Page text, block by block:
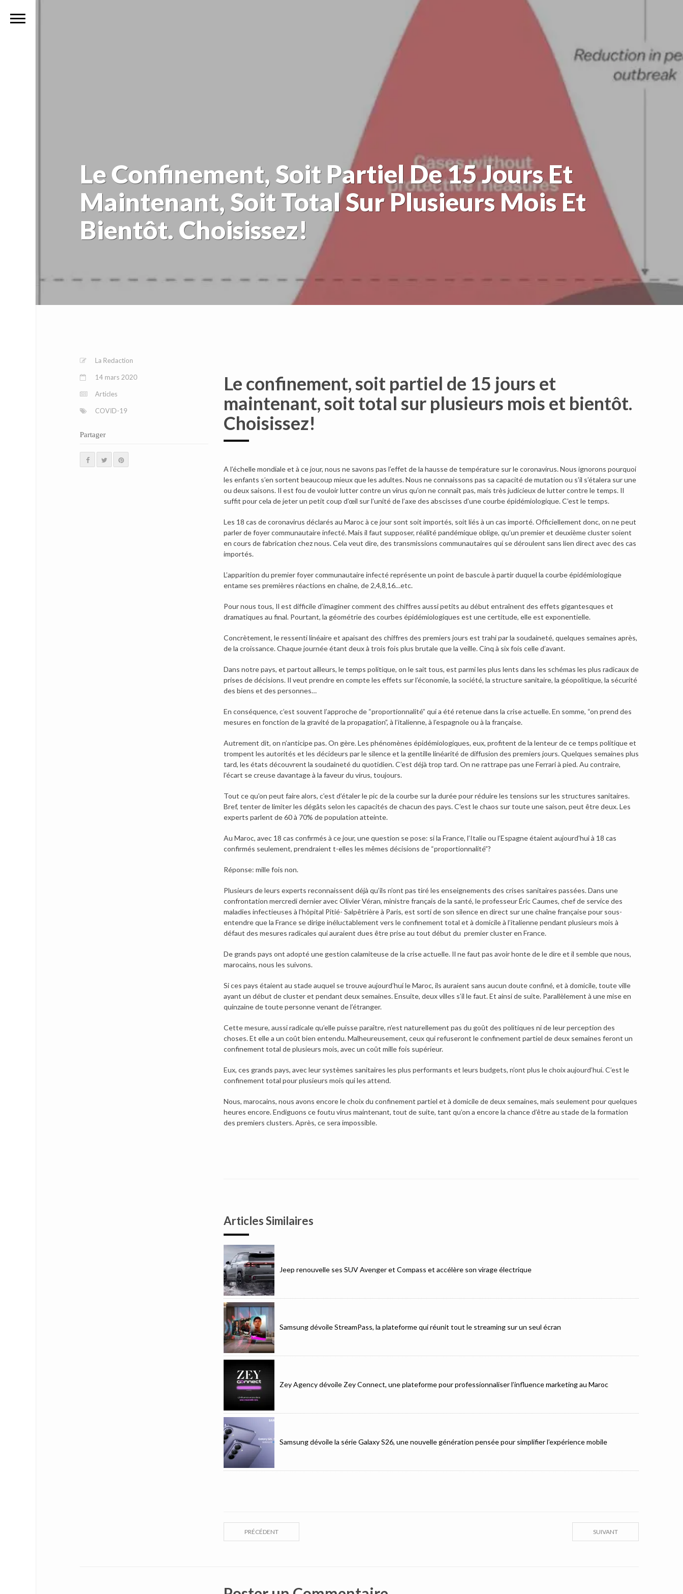
Le Confinement, Soit Partiel De 15 Jours Et
Maintenant, Soit Total Sur Plusieurs Mois Et
Bientôt. Choisissez!
La Redaction
14 mars 2020
Articles
COVID-19
Partager
Le confinement, soit partiel de 15 jours et
maintenant, soit total sur plusieurs mois et bientôt.
Choisissez!
A l’échelle mondiale et à ce jour, nous ne savons pas l’effet de la hausse de température sur le coronavirus. Nous ignorons pourquoi
les enfants s’en sortent beaucoup mieux que les adultes. Nous ne connaissons pas sa capacité de mutation ou s’il s’étalera sur une
ou deux saisons. Il est fou de vouloir lutter contre un virus qu’on ne connaît pas, mais très judicieux de lutter contre le temps. Il
suffit pour cela de jeter un petit coup d’œil sur l’unité de l’axe des abscisses d’une courbe épidémiologique. C’est le temps.
Les 18 cas de coronavirus déclarés au Maroc à ce jour sont soit importés, soit liés à un cas importé. Officiellement donc, on ne peut
parler de foyer communautaire infecté. Mais il faut supposer, réalité pandémique oblige, qu’un premier et deuxième cluster soient
en cours de fabrication chez nous. Cela veut dire, des transmissions communautaires qui se déroulent sans lien direct avec des cas
importés.
L’apparition du premier foyer communautaire infecté représente un point de bascule à partir duquel la courbe épidémiologique
entame ses premières réactions en chaîne, de 2,4,8,16…etc.
Pour nous tous, Il est difficile d’imaginer comment des chiffres aussi petits au début entraînent des effets gigantesques et
dramatiques au final. Pourtant, la géométrie des courbes épidémiologiques est une certitude, elle est exponentielle.
Concrètement, le ressenti linéaire et apaisant des chiffres des premiers jours est trahi par la soudaineté, quelques semaines après,
de la croissance. Chaque journée étant deux à trois fois plus brutale que la veille. Cinq à six fois celle d’avant.
Dans notre pays, et partout ailleurs, le temps politique, on le sait tous, est parmi les plus lents dans les schémas les plus radicaux de
prises de décisions. Il veut prendre en compte les effets sur l’économie, la société, la structure sanitaire, la géopolitique, la sécurité
des biens et des personnes…
En conséquence, c’est souvent l’approche de “proportionnalité” qui a été retenue dans la crise actuelle. En somme, “on prend des
mesures en fonction de la gravité de la propagation”, à l’italienne, à l’espagnole ou à la française.
Autrement dit, on n’anticipe pas. On gère. Les phénomènes épidémiologiques, eux, profitent de la lenteur de ce temps politique et
trompent les autorités et les décideurs par le silence et la gentille linéarité de diffusion des premiers jours. Quelques semaines plus
tard, les états découvrent la soudaineté du quotidien. C’est déjà trop tard. On ne rattrape pas une Ferrari à pied. Au contraire,
l’écart se creuse davantage à la faveur du virus, toujours.
Tout ce qu’on peut faire alors, c’est d’étaler le pic de la courbe sur la durée pour réduire les tensions sur les structures sanitaires.
Bref, tenter de limiter les dégâts selon les capacités de chacun des pays. C’est le chaos sur toute une saison, peut être deux. Les
experts parlent de 60 à 70% de population atteinte.
Au Maroc, avec 18 cas confirmés à ce jour, une question se pose: si la France, l’Italie ou l’Espagne étaient aujourd’hui à 18 cas
confirmés seulement, prendraient t-elles les mêmes décisions de “proportionnalité”?
Réponse: mille fois non.
Plusieurs de leurs experts reconnaissent déjà qu’ils n’ont pas tiré les enseignements des crises sanitaires passées. Dans une
confrontation mercredi dernier avec Olivier Véran, ministre français de la santé, le professeur Éric Caumes, chef de service des
maladies infectieuses à l’hôpital Pitié- Salpêtrière à Paris, est sorti de son silence en direct sur une chaîne française pour sous-
entendre que la France se dirige inéluctablement vers le confinement total et à domicile à l’italienne pendant plusieurs mois à
défaut des mesures radicales qui auraient dues être prise au tout début du premier cluster en France.
De grands pays ont adopté une gestion calamiteuse de la crise actuelle. Il ne faut pas avoir honte de le dire et il semble que nous,
marocains, nous les suivons.
Si ces pays étaient au stade auquel se trouve aujourd’hui le Maroc, ils auraient sans aucun doute confiné, et à domicile, toute ville
ayant un début de cluster et pendant deux semaines. Ensuite, deux villes s’il le faut. Et ainsi de suite. Parallèlement à une mise en
quinzaine de toute personne venant de l’étranger.
Cette mesure, aussi radicale qu’elle puisse paraître, n’est naturellement pas du goût des politiques ni de leur perception des
choses. Et elle a un coût bien entendu. Malheureusement, ceux qui refuseront le confinement partiel de deux semaines feront un
confinement total de plusieurs mois, avec un coût mille fois supérieur.
Eux, ces grands pays, avec leur systèmes sanitaires les plus performants et leurs budgets, n’ont plus le choix aujourd’hui. C’est le
confinement total pour plusieurs mois qui les attend.
Nous, marocains, nous avons encore le choix du confinement partiel et à domicile de deux semaines, mais seulement pour quelques
heures encore. Endiguons ce foutu virus maintenant, tout de suite, tant qu’on a encore la chance d’être au stade de la formation
des premiers clusters. Après, ce sera impossible.
Articles Similaires
Jeep renouvelle ses SUV Avenger et Compass et accélère son virage électrique
Samsung dévoile StreamPass, la plateforme qui réunit tout le streaming sur un seul écran
Zey Agency dévoile Zey Connect, une plateforme pour professionnaliser l’influence marketing au Maroc
Samsung dévoile la série Galaxy S26, une nouvelle génération pensée pour simplifier l’expérience mobile
SUIVANT
PRÉCÉDENT